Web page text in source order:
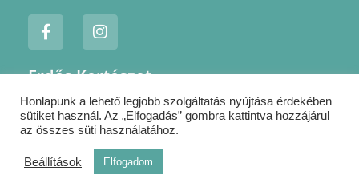
F
a
c
e
o
o
k
f
I
n
s
t
g
r
a
m
Erdős Kertészet
Jogi nyilatkozatok
Szállítás
Kapcsolat
Honlapunk a lehető legjobb szolgáltatás nyújtása érdekében
sütiket használ. Az „Elfogadás” gombra kattintva hozzájárul
az összes süti használatához.
Beállítások Elfogadom